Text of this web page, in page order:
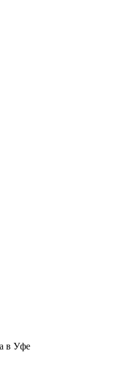
в Уфе